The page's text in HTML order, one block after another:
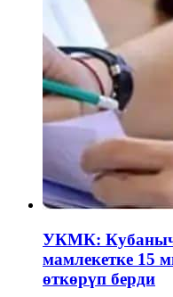
УКМК:
мамлекетке 15
өткөрүп берди